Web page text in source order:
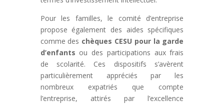
Pour les familles, le comité d’entreprise
propose également des aides spécifiques
comme des chèques CESU pour la garde
d’enfants ou des participations aux frais
de scolarité. Ces dispositifs s’avèrent
particulièrement appréciés par les
nombreux expatriés que compte
l’entreprise, attirés par l’excellence